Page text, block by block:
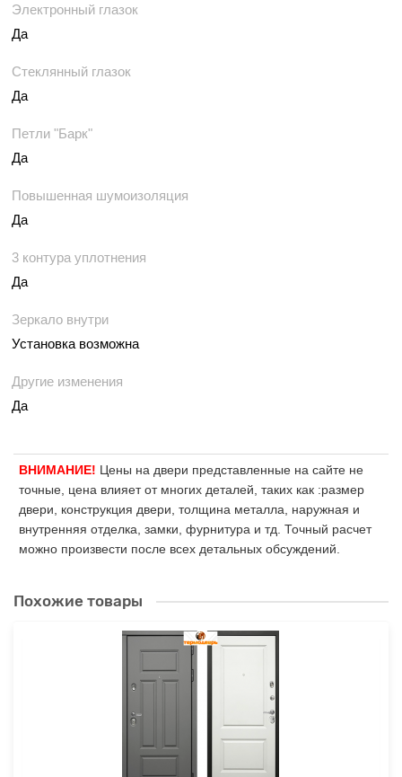
Электронный глазок
Да
Стеклянный глазок
Да
Петли "Барк"
Да
Повышенная шумоизоляция
Да
3 контура уплотнения
Да
Зеркало внутри
Установка возможна
Другие изменения
Да
ВНИМАНИЕ! Цены на двери представленные на сайте не
точные, цена влияет от многих деталей, таких как :размер
двери, конструкция двери, толщина металла, наружная и
внутренняя отделка, замки, фурнитура и тд. Точный расчет
можно произвести после всех детальных обсуждений.
Похожие товары